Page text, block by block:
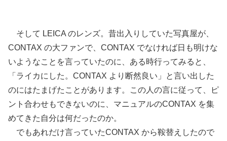
そして LEICA のレンズ。昔出入りしていた写真屋が、
CONTAX の大ファンで、CONTAX でなければ日も明けな
いようなことを言っていたのに、ある時行ってみると、
「ライカにした。CONTAX より断然良い」と言い出した
のにはたまげたことがあります。この人の言に従って、ピ
ント合わせもできないのに、マニュアルのCONTAX を集
めてきた自分は何だったのか。
でもあれだけ言っていたCONTAX から鞍替えしたので